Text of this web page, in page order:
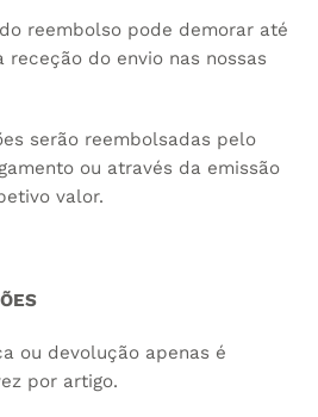
reembolso pode demorar até
do envio nas nossas
serão reembolsadas pelo
ou através da emissão
valor.
ou devolução apenas é
por artigo.